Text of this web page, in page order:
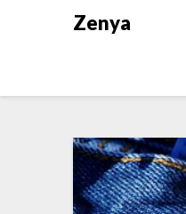
Zenya